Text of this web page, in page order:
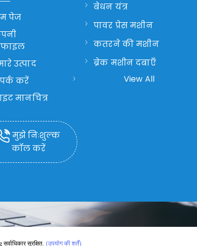
पेज
उत्पाद
करें
मानचित्र
बेधन यंत्र
पावर प्रेस मशीन
कतरने की मशीन
ब्रेक मशीन दबाएँ
हाइड्रोलिक प्लेट झुकने की
View All
मुझे निःशुल्क
कॉल करें
सुरक्षित. (उपयोग की शर्तें)